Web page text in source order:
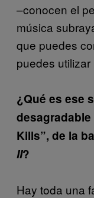
–conocen el
música
que puedes
puedes
¿Qué es ese
Kills”, de la
II?
Hay toda una